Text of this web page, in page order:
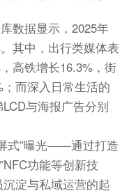
数据显示，2025年
其中，出行类媒体表
高铁增长16.3%，街
而深入日常生活的
与海报广告分别
式”曝光——通过打造
功能等创新技
淀与私域运营的起